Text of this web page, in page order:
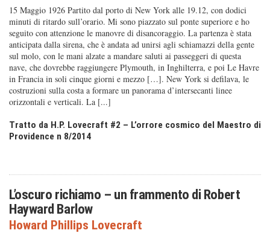
15 Maggio 1926 Partito dal porto di New York alle 19.12, con dodici
minuti di ritardo sull’orario. Mi sono piazzato sul ponte superiore e ho
seguito con attenzione le manovre di disancoraggio. La partenza è stata
anticipata dalla sirena, che è andata ad unirsi agli schiamazzi della gente
sul molo, con le mani alzate a mandare saluti ai passeggeri di questa
nave, che dovrebbe raggiungere Plymouth, in Inghilterra, e poi Le Havre
in Francia in soli cinque giorni e mezzo […]. New York si defilava, le
costruzioni sulla costa a formare un panorama d’intersecanti linee
orizzontali e verticali. La [...]
Tratto da H.P. Lovecraft #2 – L’orrore cosmico del Maestro di
Providence n 8/2014
L’oscuro richiamo – un frammento di Robert
Hayward Barlow
Howard Phillips Lovecraft